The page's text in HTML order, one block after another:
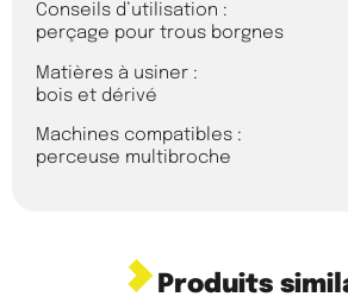
Conseils d’utilisation :
perçage pour trous borgnes
Matières à usiner :
bois et dérivé
Machines compatibles :
perceuse multibroche
Produits